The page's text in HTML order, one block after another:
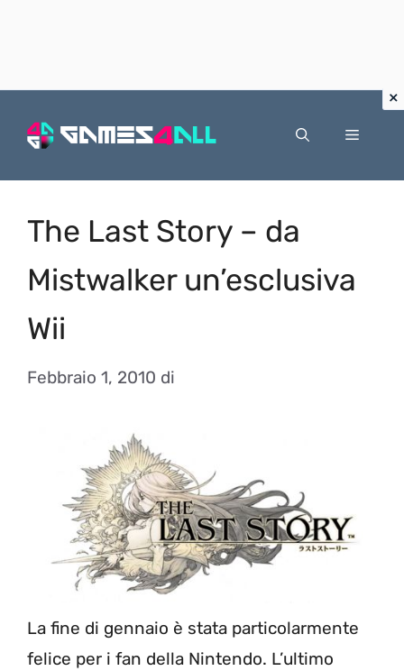
Menu
The Last Story – da
Mistwalker un’esclusiva
Wii
Febbraio 1, 2010 di
La fine di gennaio è stata particolarmente
felice per i fan della Nintendo. L’ultimo